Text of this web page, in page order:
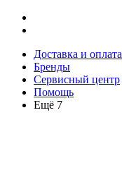
Доставка и оплата
Бренды
Сервисный центр
Помощь
Ещё 7